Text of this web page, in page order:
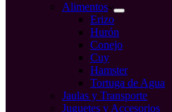
Alimentos
Erizo
Hurón
Conejo
Cuy
Hamster
Tortuga de Agua
Jaulas y Transporte
Juguetes y Accesorios